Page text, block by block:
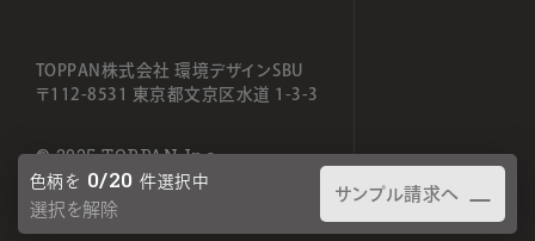
色柄を 0/20 件選択中
選択を解除
サンプル請求へ
TOPPAN株式会社 環境デザインSBU
〒112-8531 東京都文京区水道 1-3-3
© 2025 TOPPAN Inc.